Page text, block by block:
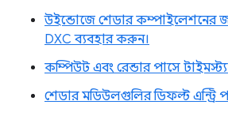
উইন্ডোজে শেডার কম্পাইলেশনের
DXC ব্যবহার করুন।
কম্পিউট এবং রেন্ডার পাসে
শেডার মডিউলগুলির ডিফল্ট এন্ট্রি